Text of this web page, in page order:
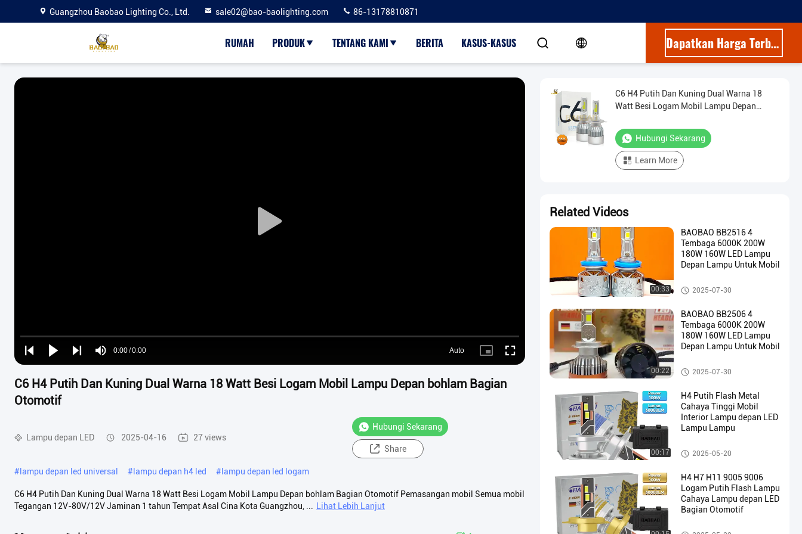
Guangzhou Baobao Lighting Co., Ltd. sale02@bao-baolighting.com 86-13178810871
RUMAH PRODUK TENTANG KAMI BERITA KASUS-KASUS Dapatkan Harga Terbaik
Play
Play
Play
Play
Mute
Time
0:00/0:00
Loaded:
0%
Auto
Picture- Fullscreen
C6 H4 Putih Dan Kuning Dual Warna 18 Watt Besi Logam Mobil Lampu Depan bohlam Bagian
Otomotif
Lampu depan LED 2025-04-16 27 views
Hubungi Sekarang
Share
#lampu depan led universal #lampu depan h4 led #lampu depan led logam
C6 H4 Putih Dan Kuning Dual Warna 18 Watt Besi Logam Mobil Lampu Depan bohlam Bagian Otomotif Pemasangan mobil Semua mobil
Tegangan 12V-80V/12V Jaminan 1 tahun Tempat Asal Cina Kota Guangzhou, ... Lihat Lebih Lanjut
C6 H4 Putih Dan Kuning Dual Warna 18
Watt Besi Logam Mobil Lampu Depan
Hubungi Sekarang
Learn More
Related Videos
00:33
BAOBAO BB2516 4
Tembaga 6000K 200W
180W 160W LED Lampu
Depan Lampu Untuk Mobil
Car LED Bulb
2025-07-30
00:22
BAOBAO BB2506 4
Tembaga 6000K 200W
180W 160W LED Lampu
Depan Lampu Untuk Mobil
Car LED Bulb
2025-07-30
00:17
H4 Putih Flash Metal
Cahaya Tinggi Mobil
Interior Lampu depan LED
Lampu Lampu
Car LED Bulb
2025-05-20
H4 H7 H11 9005 9006
Logam Putih Flash Lampu
Cahaya Lampu depan LED
Bagian Otomotif
Car LED Bulb